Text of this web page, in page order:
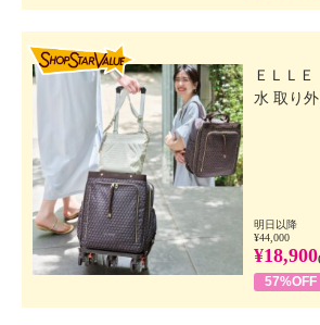
・お肌に異常が生じていないかよく
ください。
・傷、はれもの、湿疹等、異常のある
でください。
・使用中、又は使用後日光にあたって
かゆみ、刺激、色抜け（白斑等）、黒
あらわれたときは、使用を中止し、
にご相談されることをおすすめします
そのまま使用を続けますと悪化する
す。
・乳幼児の手の届かないところに保管
ＥＬＬ
水 取り外
明日以降
¥44,000
¥18,900
57%OFF